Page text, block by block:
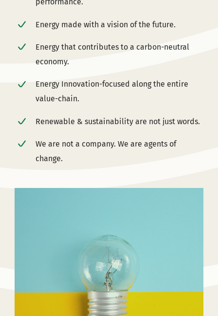
performance.
Energy made with a vision of the future.
Energy that contributes to a carbon-neutral
economy.
Energy Innovation-focused along the entire
value-chain.
Renewable & sustainability are not just words.
We are not a company. We are agents of
change.